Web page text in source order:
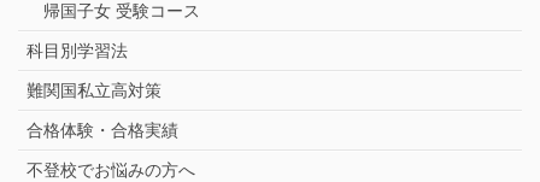
帰国子女 受験コース
科目別学習法
難関国私立高対策
合格体験・合格実績
不登校でお悩みの方へ